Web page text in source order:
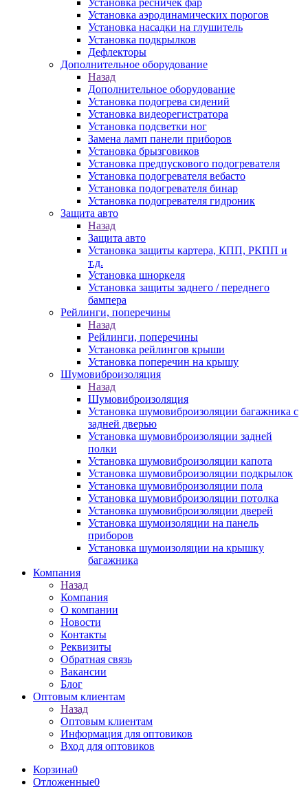
Установка ресничек фар
Установка аэродинамических порогов
Установка насадки на глушитель
Установка подкрылков
Дефлекторы
Дополнительное оборудование
Назад
Дополнительное оборудование
Установка подогрева сидений
Установка видеорегистратора
Установка подсветки ног
Замена ламп панели приборов
Установка брызговиков
Установка предпускового подогревателя
Установка подогревателя вебасто
Установка подогревателя бинар
Установка подогревателя гидроник
Защита авто
Назад
Защита авто
Установка защиты картера, КПП, РКПП и
т.д.
Установка шноркеля
Установка защиты заднего / переднего
бампера
Рейлинги, поперечины
Назад
Рейлинги, поперечины
Установка рейлингов крыши
Установка поперечин на крышу
Шумовиброизоляция
Назад
Шумовиброизоляция
Установка шумовиброизоляции багажника с
задней дверью
Установка шумовиброизоляции задней
полки
Установка шумовиброизоляции капота
Установка шумовиброизоляции подкрылок
Установка шумовиброизоляции пола
Установка шумовиброизоляции потолка
Установка шумовиброизоляции дверей
Установка шумоизоляции на панель
приборов
Установка шумоизоляции на крышку
багажника
Компания
Назад
Компания
О компании
Новости
Контакты
Реквизиты
Обратная связь
Вакансии
Блог
Оптовым клиентам
Назад
Оптовым клиентам
Информация для оптовиков
Вход для оптовиков
Корзина0
Отложенные0